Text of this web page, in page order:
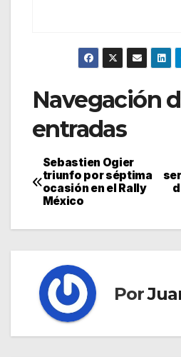
Navegación
entradas
Sebastien Ogier
triunfo por séptima
ocasión en el Rally
México
Por